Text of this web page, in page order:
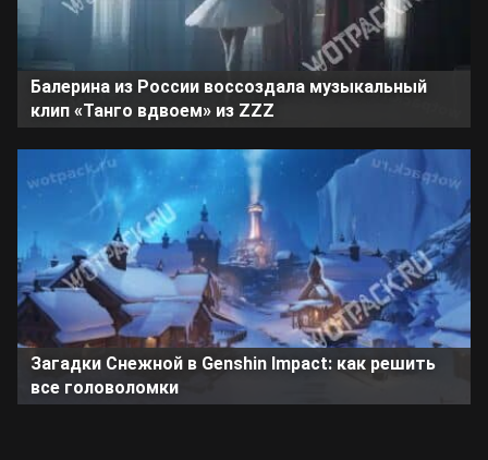
Балерина из России воссоздала музыкальный
клип «Танго вдвоем» из ZZZ
Загадки Снежной в Genshin Impact: как решить
все головоломки